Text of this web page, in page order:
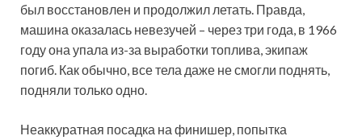
был восстановлен и продолжил летать. Правда,
машина оказалась невезучей – через три года, в 1966
году она упала из-за выработки топлива, экипаж
погиб. Как обычно, все тела даже не смогли поднять,
подняли только одно.
Неаккуратная посадка на финишер, попытка